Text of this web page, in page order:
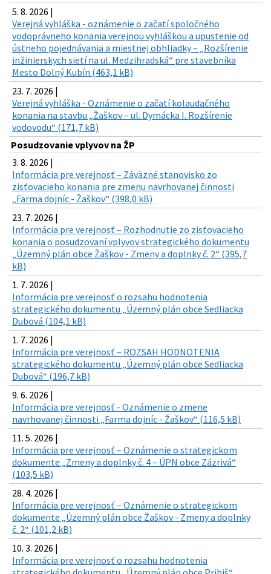
5. 8. 2026 |
Verejná vyhláška - oznámenie o začatí spoločného
vodoprávneho konania verejnou vyhláškou a upustenie od
ústneho pojednávania a miestnej obhliadky – „Rozšírenie
inžinierskych sietí na ul. Medzihradská“ pre stavebníka
Mesto Dolný Kubín (463,1 kB)
23. 7. 2026 |
Verejná vyhláška - Oznámenie o začatí kolaudačného
konania na stavbu „Žaškov – ul. Dymácka I. Rozšírenie
vodovodu“ (171,7 kB)
Posudzovanie vplyvov na ŽP
3. 8. 2026 |
Informácia pre verejnosť – Záväzné stanovisko zo
zisťovacieho konania pre zmenu navrhovanej činnosti
„Farma dojníc - Žaškov“ (398,0 kB)
23. 7. 2026 |
Informácia pre verejnosť – Rozhodnutie zo zisťovacieho
konania o posudzovaní vplyvov strategického dokumentu
„Územný plán obce Žaškov - Zmeny a doplnky č. 2“ (395,7
kB)
1. 7. 2026 |
Informácia pre verejnosť o rozsahu hodnotenia
strategického dokumentu „Územný plán obce Sedliacka
Dubová (104,1 kB)
1. 7. 2026 |
Informácia pre verejnosť – ROZSAH HODNOTENIA
strategického dokumentu „Územný plán obce Sedliacka
Dubová“ (196,7 kB)
9. 6. 2026 |
Informácia pre verejnosť - Oznámenie o zmene
navrhovanej činnosti „Farma dojníc - Žaškov“ (116,5 kB)
11. 5. 2026 |
Informácia pre verejnosť – Oznámenie o strategickom
dokumente „Zmeny a doplnky č. 4 – ÚPN obce Zázrivá“
(103,5 kB)
28. 4. 2026 |
Informácia pre verejnosť – Oznámenie o strategickom
dokumente „Územný plán obce Žaškov - Zmeny a doplnky
č. 2“ (101,2 kB)
10. 3. 2026 |
Informácia pre verejnosť o rozsahu hodnotenia